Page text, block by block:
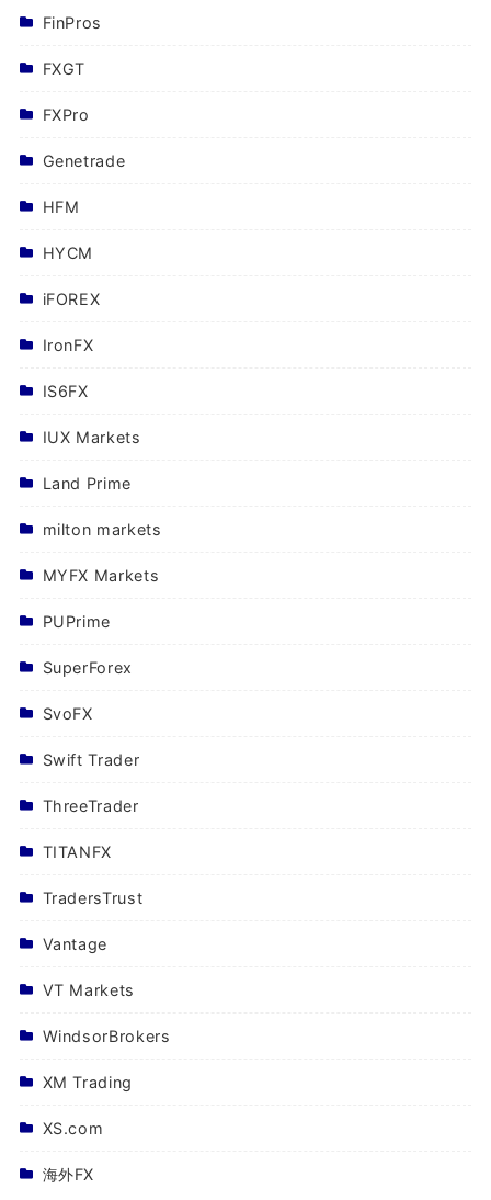
FinPros
FXGT
FXPro
Genetrade
HFM
HYCM
iFOREX
IronFX
IS6FX
IUX Markets
Land Prime
milton markets
MYFX Markets
PUPrime
SuperForex
SvoFX
Swift Trader
ThreeTrader
TITANFX
TradersTrust
Vantage
VT Markets
WindsorBrokers
XM Trading
XS.com
海外FX